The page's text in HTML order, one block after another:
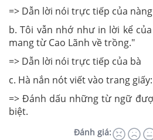
=> Dẫn lời nói trực tiếp của
b. Tôi vẫn nhớ như in lời kể
mang từ Cao Lãnh về trồng."
=> Dẫn lời nói trực tiếp của bà
c. Hà nắn nót viết vào trang
=> Đánh dấu những từ ngữ
biệt.
Đánh giá: